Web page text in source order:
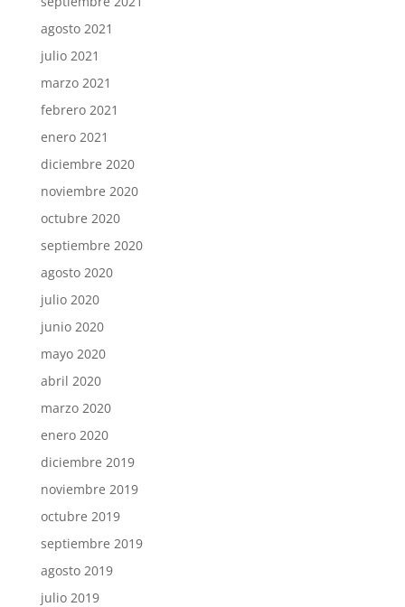
agosto 2021
julio 2021
marzo 2021
febrero 2021
enero 2021
diciembre 2020
noviembre 2020
octubre 2020
septiembre 2020
agosto 2020
julio 2020
junio 2020
mayo 2020
abril 2020
marzo 2020
enero 2020
diciembre 2019
noviembre 2019
octubre 2019
septiembre 2019
agosto 2019
julio 2019